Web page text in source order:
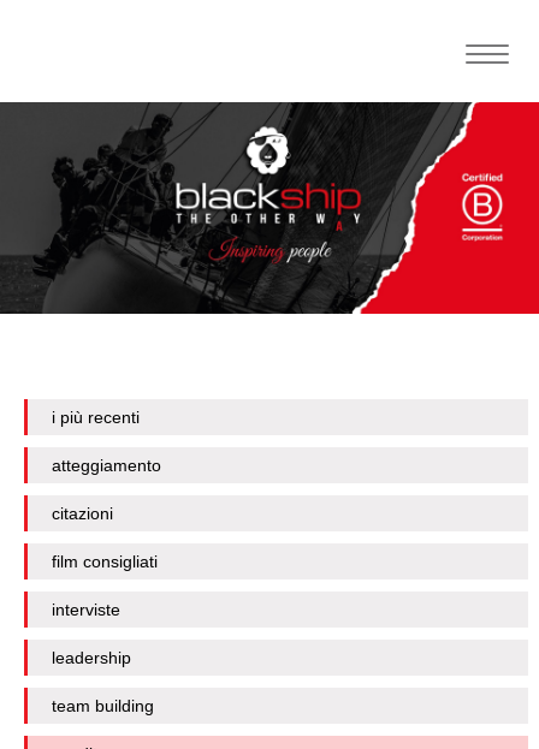
Toggle
i più recenti
atteggiamento
citazioni
film consigliati
interviste
leadership
team building